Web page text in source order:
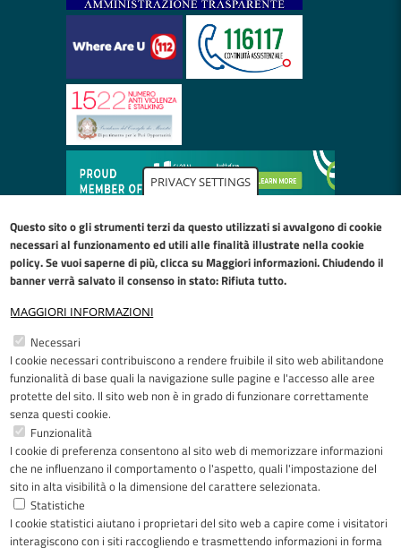
PRIVACY SETTINGS
Questo sito o gli strumenti terzi da questo utilizzati si avvalgono di cookie
necessari al funzionamento ed utili alle finalità illustrate nellacookie
policy. Se vuoi saperne di più, clicca su Maggiori informazioni. Chiudendo il
banner verrà salvato il consenso in stato: Rifiuta tutto.
MAGGIORI INFORMAZIONI
Necessari
I cookie necessari contribuiscono a rendere fruibile il sito web abilitandone
funzionalità di base quali la navigazione sulle pagine e l'accesso alle aree
protette del sito. Il sito web non è in grado di funzionare correttamente
senza questi cookie.
Funzionalità
I cookie di preferenza consentono al sito web di memorizzare informazioni
che ne influenzano il comportamento o l'aspetto, quali l'impostazione del
sito in alta visibilità o la dimensione del carattere selezionata.
Statistiche
I cookie statistici aiutano i proprietari del sito web a capire come i visitatori
interagiscono con i siti raccogliendo e trasmettendo informazioni in forma
Restiamo in contatto
FacebookYouTubeLinkedInInstagram
Riconoscimenti